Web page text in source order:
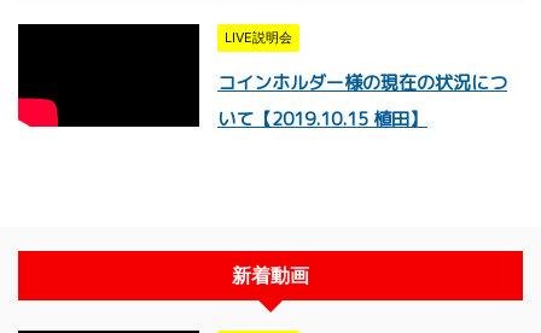
LIVE説明会
コインホルダー様の現在の状況につ
いて【2019.10.15 植田】
新着動画